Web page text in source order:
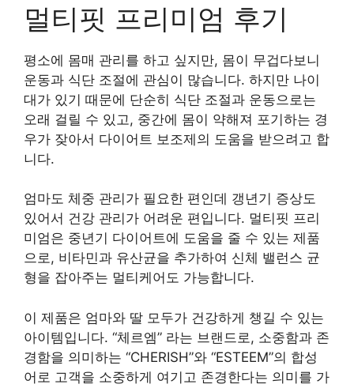
멀티핏 프리미엄 후기
평소에 몸매 관리를 하고 싶지만, 몸이 무겁다보니
운동과 식단 조절에 관심이 많습니다. 하지만 나이
대가 있기 때문에 단순히 식단 조절과 운동으로는
오래 걸릴 수 있고, 중간에 몸이 약해져 포기하는 경
우가 잦아서 다이어트 보조제의 도움을 받으려고 합
니다.
엄마도 체중 관리가 필요한 편인데 갱년기 증상도
있어서 건강 관리가 어려운 편입니다. 멀티핏 프리
미엄은 중년기 다이어트에 도움을 줄 수 있는 제품
으로, 비타민과 유산균을 추가하여 신체 밸런스 균
형을 잡아주는 멀티케어도 가능합니다.
이 제품은 엄마와 딸 모두가 건강하게 챙길 수 있는
아이템입니다. “체르엠” 라는 브랜드로, 소중함과 존
경함을 의미하는 “CHERISH”와 “ESTEEM”의 합성
어로 고객을 소중하게 여기고 존경한다는 의미를 가